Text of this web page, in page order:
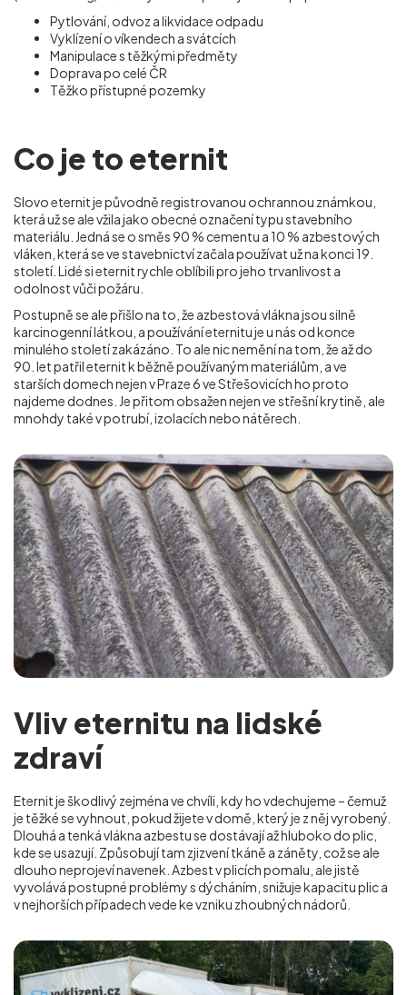
Pytlování, odvoz a likvidace odpadu
Vyklízení o víkendech a svátcích
Manipulace s těžkými předměty
Doprava po celé ČR
Těžko přístupné pozemky
Co je to eternit
Slovo eternit je původně registrovanou ochrannou známkou,
která už se ale vžila jako obecné označení typu stavebního
materiálu. Jedná se o směs 90 % cementu a 10 % azbestových
vláken, která se ve stavebnictví začala používat už na konci 19.
století. Lidé si eternit rychle oblíbili pro jeho trvanlivost a
odolnost vůči požáru.
Postupně se ale přišlo na to, že azbestová vlákna jsou silně
karcinogenní látkou, a používání eternitu je u nás od konce
minulého století zakázáno. To ale nic nemění na tom, že až do
90. let patřil eternit k běžně používaným materiálům, a ve
starších domech nejen v Praze 6 ve Střešovicích ho proto
najdeme dodnes. Je přitom obsažen nejen ve střešní krytině, ale
mnohdy také v potrubí, izolacích nebo nátěrech.
Vliv eternitu na lidské
zdraví
Eternit je škodlivý zejména ve chvíli, kdy ho vdechujeme – čemuž
je těžké se vyhnout, pokud žijete v domě, který je z něj vyrobený.
Dlouhá a tenká vlákna azbestu se dostávají až hluboko do plic,
kde se usazují. Způsobují tam zjizvení tkáně a záněty, což se ale
dlouho neprojeví navenek. Azbest v plicích pomalu, ale jistě
vyvolává postupné problémy s dýcháním, snižuje kapacitu plic a
v nejhorších případech vede ke vzniku zhoubných nádorů.